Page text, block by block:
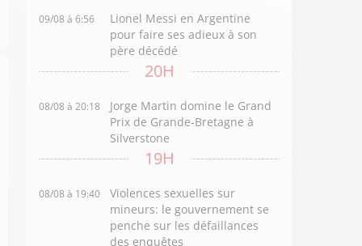
09/08 à 6:56
Lionel Messi en Argentine
pour faire ses adieux à son
père décédé
20H
08/08 à 20:18
Jorge Martin domine le Grand
Prix de Grande-Bretagne à
Silverstone
19H
08/08 à 19:40
Violences sexuelles sur
mineurs: le gouvernement se
penche sur les défaillances
des enquêtes